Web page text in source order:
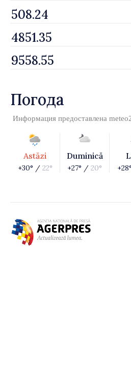
Погода
Информация предоставлена
Astăzi
+30° / 22°
Duminică
+27° / 20°